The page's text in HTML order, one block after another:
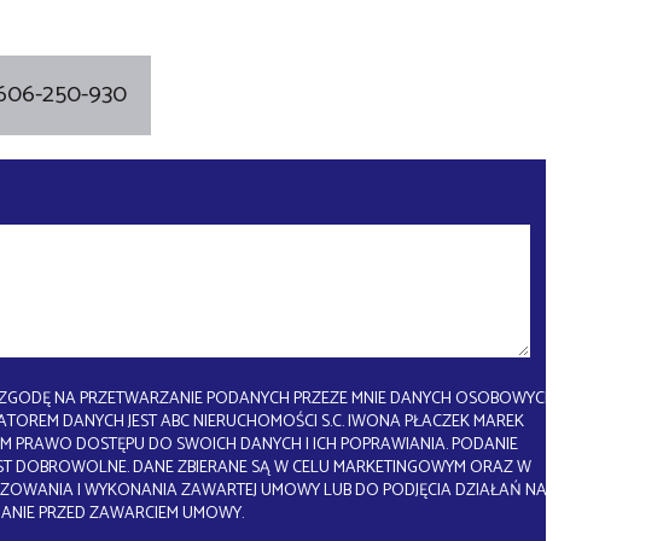
250-930
NA PRZETWARZANIE PODANYCH PRZEZE MNIE DANYCH OSOBOWYCH.
DANYCH JEST ABC NIERUCHOMOŚCI S.C. IWONA PŁACZEK MAREK
PRAWO DOSTĘPU DO SWOICH DANYCH I ICH POPRAWIANIA. PODANIE
DOBROWOLNE. DANE ZBIERANE SĄ W CELU MARKETINGOWYM ORAZ W
I WYKONANIA ZAWARTEJ UMOWY LUB DO PODJĘCIA DZIAŁAŃ NA
PRZED ZAWARCIEM UMOWY.